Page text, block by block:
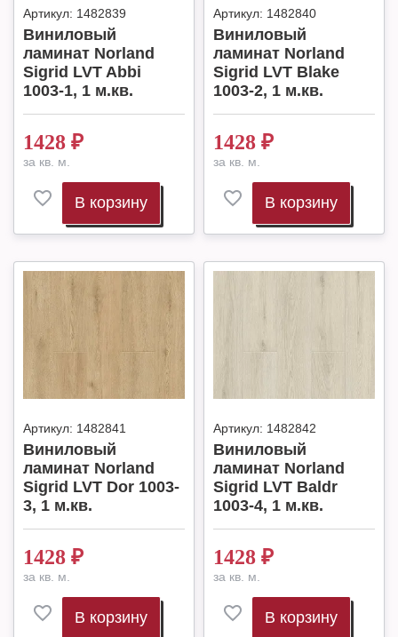
Артикул: 1482839
Виниловый
ламинат Norland
Sigrid LVT Abbi
1003-1, 1 м.кв.
1428 ₽
за кв. м.
В корзину
Артикул: 1482840
Виниловый
ламинат Norland
Sigrid LVT Blake
1003-2, 1 м.кв.
1428 ₽
за кв. м.
В корзину
Артикул: 1482841
Виниловый
ламинат Norland
Sigrid LVT Dor 1003-
3, 1 м.кв.
1428 ₽
за кв. м.
В корзину
Артикул: 1482842
Виниловый
ламинат Norland
Sigrid LVT Baldr
1003-4, 1 м.кв.
1428 ₽
за кв. м.
В корзину